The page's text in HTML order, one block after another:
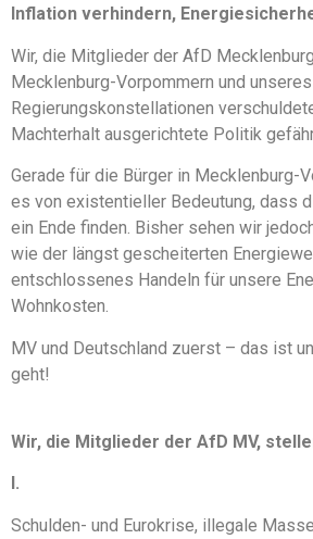
Inflation verhindern,
Wir, die Mitglieder der AfD
Mecklenburg-Vorpommern und
Regierungskonstellationen
Machterhalt ausgerichtete Politik
Gerade für die Bürger in Mecklenburg-
es von existentieller Bedeutung, dass
ein Ende finden. Bisher sehen wir
wie der längst gescheiterten
entschlossenes Handeln für unsere
Wohnkosten.
MV und Deutschland zuerst – das ist
geht!
Wir, die Mitglieder der AfD MV,
I.
Schulden- und Eurokrise, illegale